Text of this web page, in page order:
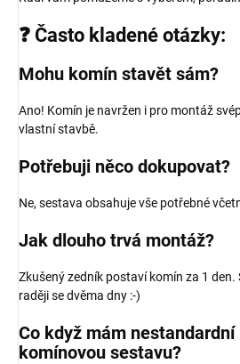
❓ Často kladené otázky:
Mohu komín stavět sám?
Ano! Komín je navržen i pro montáž
vlastní stavbě.
Potřebuji něco dokupovat?
Ne, sestava obsahuje vše potřebné
Jak dlouho trvá montáž?
Zkušený zedník postaví komín za 1
raději se dvěma dny :-)
Co když mám nestandardní
komínovou sestavu?